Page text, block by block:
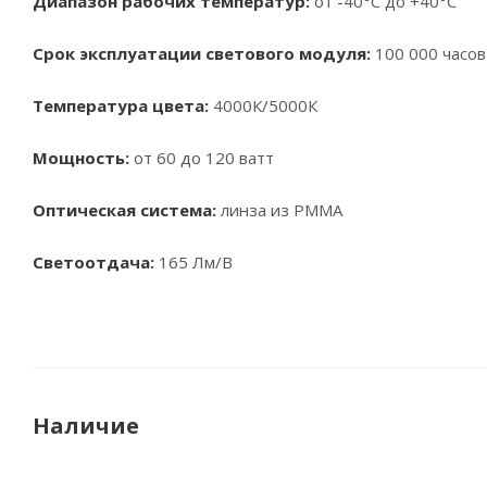
Срок эксплуатации светового модуля: 100 000 часов
Температура цвета: 4000К/5000К
Мощность: от 60 до 120 ватт
Оптическая система:линза из PMMA
Светоотдача: 165 Лм/В
Наличие